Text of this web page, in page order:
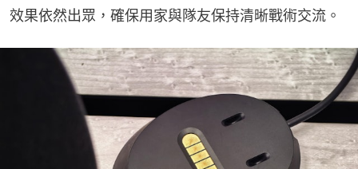
效果依然出眾，確保用家與隊友保持清晰戰術交流。